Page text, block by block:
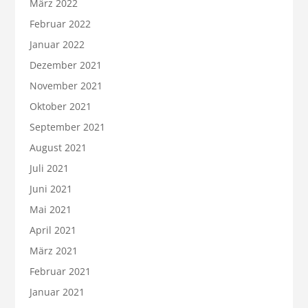
März 2022
Februar 2022
Januar 2022
Dezember 2021
November 2021
Oktober 2021
September 2021
August 2021
Juli 2021
Juni 2021
Mai 2021
April 2021
März 2021
Februar 2021
Januar 2021